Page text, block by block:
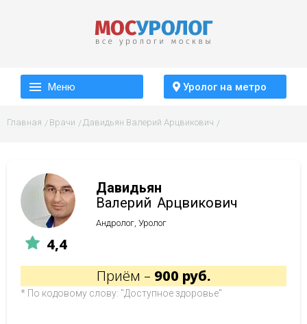
Меню Уролог на метро
Главная Врачи Давидьян Валерий Арцвикович
4,4
Давидьян
Валерий Арцвикович
Андролог, Уролог
Приём – 900 руб.
* По кодовому слову: "Доступное здоровье"